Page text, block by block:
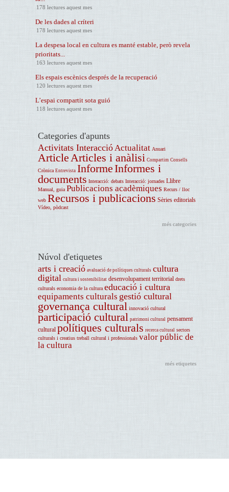
178 lectures aquest mes
De les dades al críteri
178 lectures aquest mes
La despesa local en cultura es manté estable, però revela
prioritats...
163 lectures aquest mes
Els espais escènics després de la recuperació
120 lectures aquest mes
L’espai compartit sota guió
118 lectures aquest mes
Categories d'apunts
Activitats Interacció Actualitat Anuari
Article Articles i anàlisi Compartim Consells
Crònica Entrevista InformeInformes i
documents Interacció: debats Interacció: jornades Llibre
Manual, guia Publicacions acadèmiques Recurs / lloc
web Recursos i publicacions Sèries editorials
Vídeo, pòdcast
més categories
Núvol d'etiquetes
arts i creació avaluació de polítiques culturals cultura
digital cultura i sostenibilitat desenvolupament territorial drets
culturals economia de la cultura educació i cultura
equipaments culturals gestió cultural
governança cultural innovació cultural
participació cultural patrimoni cultural pensament
cultural polítiques culturals recerca cultural sectors
culturals i creatius treball cultural i professionals valor públic de
la cultura
més etiquetes